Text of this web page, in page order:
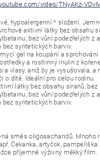
video/TNyAKz-
hypoalergenní * složení.
aktivní látky bez obsahu
bez vůní podezřelých z
syntetických barviv.
gel na koupání a
a rostlinný inulin z
a vlasy, aniž by je vysušovala, a
o dítě. Ideální pro celou rodinu.
látky bez obsahu síranů, bez
bez vůní podezřelých z
syntetických barviv.
směs oligosacharidů. Mnoho
Čekanka, artyčok,
příjemně výživný měkký film.